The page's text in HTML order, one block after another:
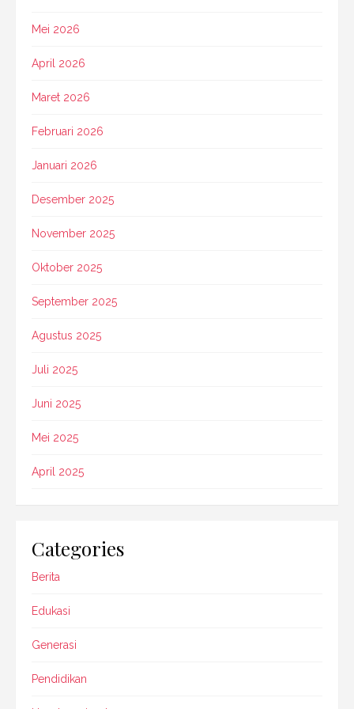
Mei 2026
April 2026
Maret 2026
Februari 2026
Januari 2026
Desember 2025
November 2025
Oktober 2025
September 2025
Agustus 2025
Juli 2025
Juni 2025
Mei 2025
April 2025
Categories
Berita
Edukasi
Generasi
Pendidikan